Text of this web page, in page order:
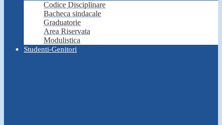
Codice Disciplinare
Bacheca sindacale
Graduatorie
Area Riservata
Modulistica
Studenti-Genitori